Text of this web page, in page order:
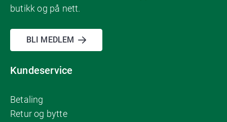
butikk og på nett.
BLI MEDLEM
Kundeservice
Betaling
Retur og bytte